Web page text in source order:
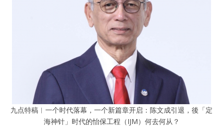
九点特稿︱一个时代落幕，一个新篇章开启：陈文成引退，後「定
海神针」时代的怡保工程（IJM）何去何从？